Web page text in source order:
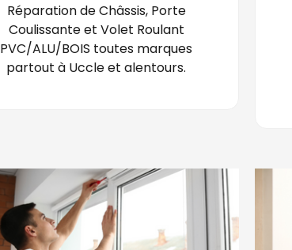
Réparation de Châssis, Porte
Coulissante et Volet Roulant
PVC/ALU/BOIS toutes marques
partout à Uccle et alentours.